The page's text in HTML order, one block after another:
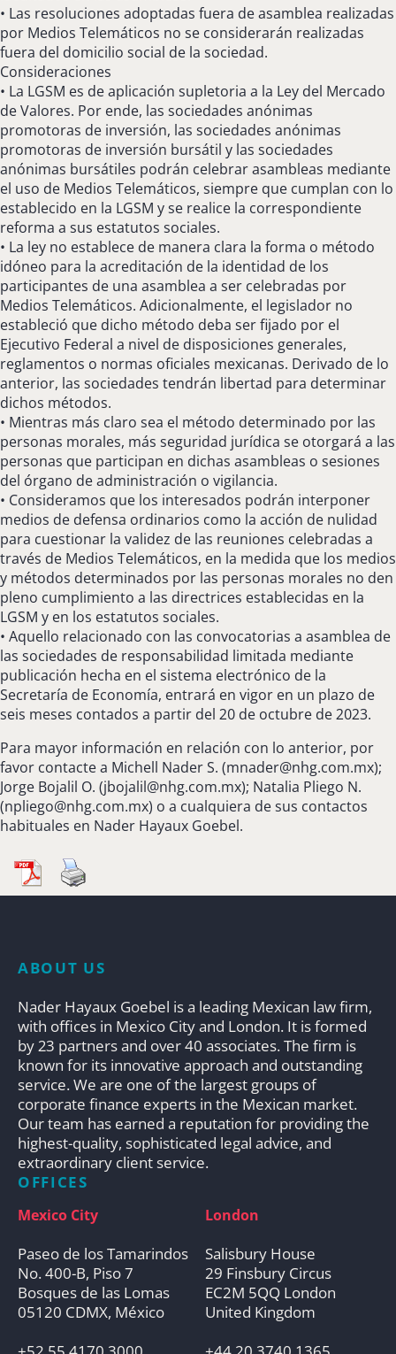
• Las resoluciones adoptadas fuera de asamblea realizadas
por Medios Telemáticos no se considerarán realizadas
fuera del domicilio social de la sociedad.
Consideraciones
• La LGSM es de aplicación supletoria a la Ley del Mercado
de Valores. Por ende, las sociedades anónimas
promotoras de inversión, las sociedades anónimas
promotoras de inversión bursátil y las sociedades
anónimas bursátiles podrán celebrar asambleas mediante
el uso de Medios Telemáticos, siempre que cumplan con lo
establecido en la LGSM y se realice la correspondiente
reforma a sus estatutos sociales.
• La ley no establece de manera clara la forma o método
idóneo para la acreditación de la identidad de los
participantes de una asamblea a ser celebradas por
Medios Telemáticos. Adicionalmente, el legislador no
estableció que dicho método deba ser fijado por el
Ejecutivo Federal a nivel de disposiciones generales,
reglamentos o normas oficiales mexicanas. Derivado de lo
anterior, las sociedades tendrán libertad para determinar
dichos métodos.
• Mientras más claro sea el método determinado por las
personas morales, más seguridad jurídica se otorgará a las
personas que participan en dichas asambleas o sesiones
del órgano de administración o vigilancia.
• Consideramos que los interesados podrán interponer
medios de defensa ordinarios como la acción de nulidad
para cuestionar la validez de las reuniones celebradas a
través de Medios Telemáticos, en la medida que los medios
y métodos determinados por las personas morales no den
pleno cumplimiento a las directrices establecidas en la
LGSM y en los estatutos sociales.
• Aquello relacionado con las convocatorias a asamblea de
las sociedades de responsabilidad limitada mediante
publicación hecha en el sistema electrónico de la
Secretaría de Economía, entrará en vigor en un plazo de
seis meses contados a partir del 20 de octubre de 2023.
Para mayor información en relación con lo anterior, por
favor contacte a Michell Nader S. (mnader@nhg.com.mx);
Jorge Bojalil O. (jbojalil@nhg.com.mx); Natalia Pliego N.
(npliego@nhg.com.mx) o a cualquiera de sus contactos
habituales en Nader Hayaux Goebel.
ABOUT US
Nader Hayaux Goebel is a leading Mexican law firm,
with offices in Mexico City and London. It is formed
by 23 partners and over 40 associates. The firm is
known for its innovative approach and outstanding
service. We are one of the largest groups of
corporate finance experts in the Mexican market.
Our team has earned a reputation for providing the
highest-quality, sophisticated legal advice, and
extraordinary client service.
OFFICES
Mexico City
Paseo de los Tamarindos
No. 400-B, Piso 7
Bosques de las Lomas
05120 CDMX, México
London
Salisbury House
29 Finsbury Circus
EC2M 5QQ London
United Kingdom